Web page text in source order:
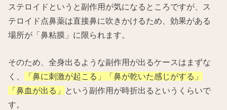
ステロイドというと副作用が気になるところですが、ス
テロイド点鼻薬は直接鼻に吹きかけるため、効果がある
場所が「鼻粘膜」に限られます。
そのため、全身出るような副作用が出るケースはまずな
く、
「鼻に刺激が起こる」「鼻が乾いた感じがする」
「鼻血が出る」 という副作用が時折出るというくらいで
す。